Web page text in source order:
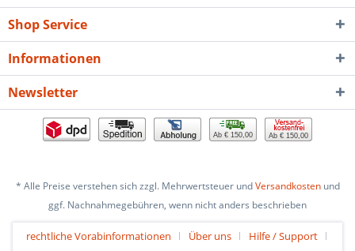
Shop Service
Informationen
Newsletter
Ab € 150,00 Ab € 150,00
* Alle Preise verstehen sich zzgl. Mehrwertsteuer undVersandkostenund
ggf. Nachnahmegebühren, wenn nicht anders beschrieben
rechtliche Vorabinformationen Über uns
Hilfe / Support